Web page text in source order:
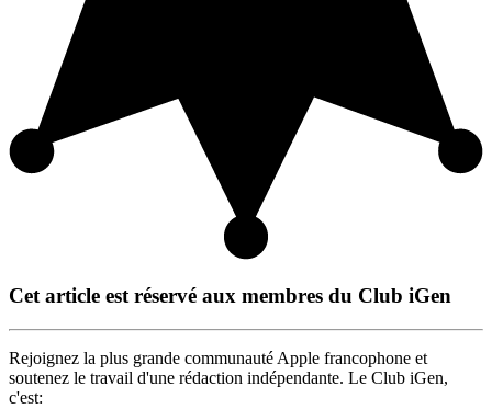
Cet article est réservé aux membres du Club iGen
Rejoignez la plus grande communauté Apple francophone et
soutenez le travail d'une rédaction indépendante. Le Club iGen,
c'est: